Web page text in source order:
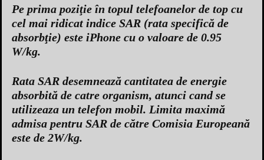
Pe prima poziţie în topul telefoanelor de top cu
cel mai ridicat indice SAR (rata specifică de
absorbţie) este iPhone cu o valoare de 0.95
W/kg.
Rata SAR desemnează cantitatea de energie
absorbită de catre organism, atunci cand se
utilizeaza un telefon mobil. Limita maximă
admisa pentru SAR de către Comisia Europeană
este de 2W/kg.